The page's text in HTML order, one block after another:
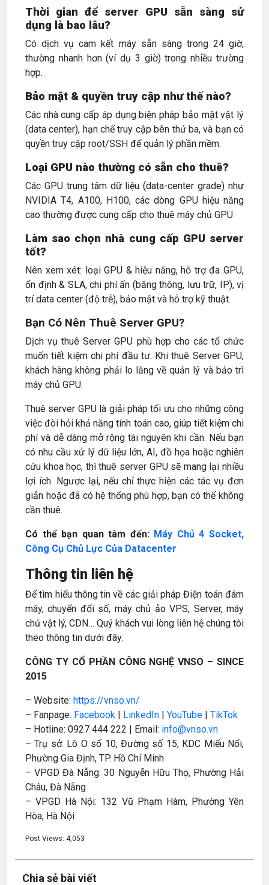
Thời gian để server GPU sẵn sàng sử
dụng là bao lâu?
Có dịch vụ cam kết máy sẵn sàng trong 24 giờ,
thường nhanh hơn (ví dụ 3 giờ) trong nhiều trường
hợp.
Bảo mật & quyền truy cập như thế nào?
Các nhà cung cấp áp dụng biện pháp bảo mật vật lý
(data center), hạn chế truy cập bên thứ ba, và bạn có
quyền truy cập root/SSH để quản lý phần mềm.
Loại GPU nào thường có sẵn cho thuê?
Các GPU trung tâm dữ liệu (data-center grade) như
NVIDIA T4, A100, H100, các dòng GPU hiệu năng
cao thường được cung cấp cho thuê máy chủ GPU
Làm sao chọn nhà cung cấp GPU server
tốt?
Nên xem xét: loại GPU & hiệu năng, hỗ trợ đa GPU,
ổn định & SLA, chi phí ẩn (băng thông, lưu trữ, IP), vị
trí data center (độ trễ), bảo mật và hỗ trợ kỹ thuật.
Bạn Có Nên Thuê Server GPU?
Dịch vụ thuê Server GPU phù hợp cho các tổ chức
muốn tiết kiệm chi phí đầu tư. Khi thuê Server GPU,
khách hàng không phải lo lắng về quản lý và bảo trì
máy chủ GPU.
Thuê server GPU là giải pháp tối ưu cho những công
việc đòi hỏi khả năng tính toán cao, giúp tiết kiệm chi
phí và dễ dàng mở rộng tài nguyên khi cần. Nếu bạn
có nhu cầu xử lý dữ liệu lớn, AI, đồ họa hoặc nghiên
cứu khoa học, thì thuê server GPU sẽ mang lại nhiều
lợi ích. Ngược lại, nếu chỉ thực hiện các tác vụ đơn
giản hoặc đã có hệ thống phù hợp, bạn có thể không
cần thuê.
Có thể bạn quan tâm đến: Máy Chủ 4 Socket,
Công Cụ Chủ Lực Của Datacenter
Thông tin liên hệ
Để tìm hiểu thông tin về các giải pháp Điện toán đám
mây, chuyển đổi số, máy chủ ảo VPS, Server, máy
chủ vật lý, CDN… Quý khách vui lòng liên hệ chúng tôi
theo thông tin dưới đây:
CÔNG TY CỔ PHẦN CÔNG NGHỆ VNSO – SINCE
2015
– Website: https://vnso.vn/
– Fanpage: Facebook | LinkedIn | YouTube | TikTok
– Hotline: 0927 444 222 | Email: info@vnso.vn
– Trụ sở: Lô O số 10, Đường số 15, KDC Miếu Nổi,
Phường Gia Định, TP. Hồ Chí Minh
– VPGD Đà Nẵng: 30 Nguyễn Hữu Thọ, Phường Hải
Châu, Đà Nẵng
– VPGD Hà Nội: 132 Vũ Phạm Hàm, Phường Yên
Hòa, Hà Nội
Post Views: 4,053
Chia sẻ bài viết